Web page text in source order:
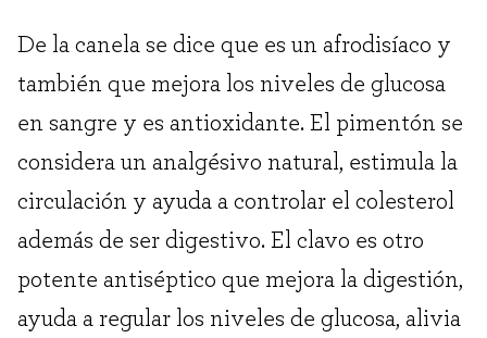
De la canela se dice que es un afrodisíaco y
también que mejora los niveles de glucosa
en sangre y es antioxidante. El pimentón se
considera un analgésivo natural, estimula la
circulación y ayuda a controlar el colesterol
además de ser digestivo. El clavo es otro
potente antiséptico que mejora la digestión,
ayuda a regular los niveles de glucosa, alivia